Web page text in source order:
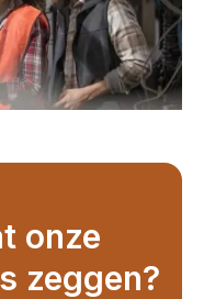
onze
zeggen?